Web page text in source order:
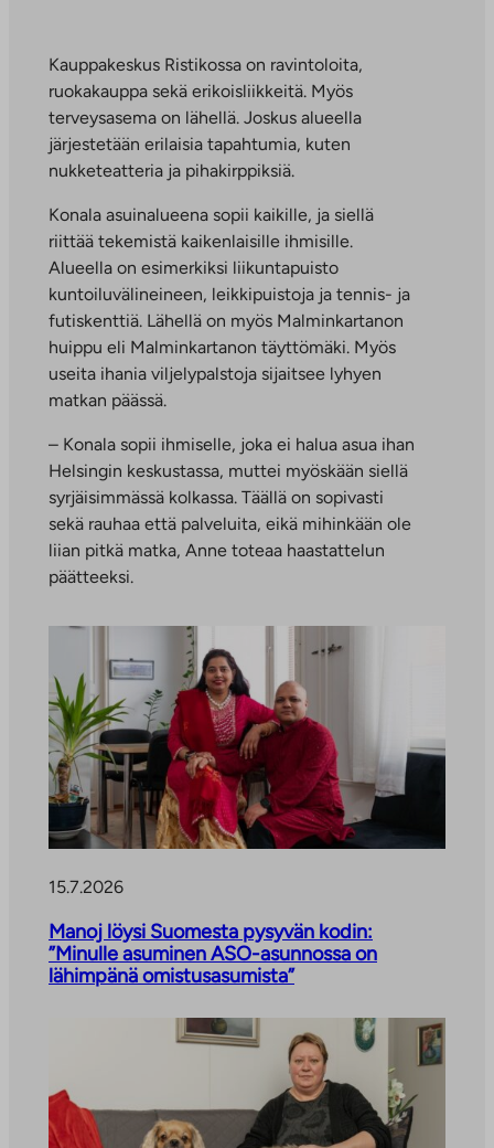
Kauppakeskus Ristikossa on ravintoloita,
ruokakauppa sekä erikoisliikkeitä. Myös
terveysasema on lähellä. Joskus alueella
järjestetään erilaisia tapahtumia, kuten
nukketeatteria ja pihakirppiksiä.
Konala asuinalueena sopii kaikille, ja siellä
riittää tekemistä kaikenlaisille ihmisille.
Alueella on esimerkiksi liikuntapuisto
kuntoiluvälineineen, leikkipuistoja ja tennis- ja
futiskenttiä. Lähellä on myös Malminkartanon
huippu eli Malminkartanon täyttömäki. Myös
useita ihania viljelypalstoja sijaitsee lyhyen
matkan päässä.
– Konala sopii ihmiselle, joka ei halua asua ihan
Helsingin keskustassa, muttei myöskään siellä
syrjäisimmässä kolkassa. Täällä on sopivasti
sekä rauhaa että palveluita, eikä mihinkään ole
liian pitkä matka, Anne toteaa haastattelun
päätteeksi.
15.7.2026
Manoj löysi Suomesta pysyvän kodin:
”Minulle asuminen ASO-asunnossa on
lähimpänä omistusasumista”